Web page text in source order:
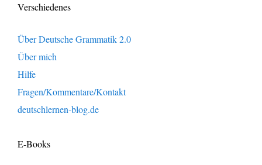
Verschiedenes
Über Deutsche Grammatik 2.0
Über mich
Hilfe
Fragen/Kommentare/Kontakt
deutschlernen-blog.de
E-Books